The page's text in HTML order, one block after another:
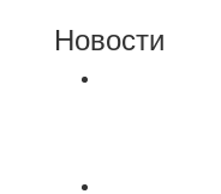
Новости